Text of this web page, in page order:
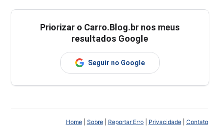
Priorizar o Carro.Blog.br nos meus
resultados Google
Seguir no Google
Home| Sobre| Reportar Erro| Privacidade| Contato